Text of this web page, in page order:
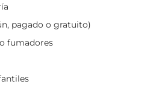
pagado o gratuito)
fumadores